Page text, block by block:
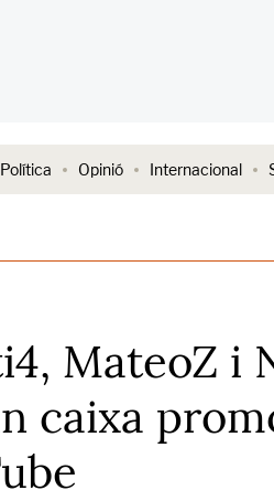
Política Opinió Internacional
MateoZ i
caixa